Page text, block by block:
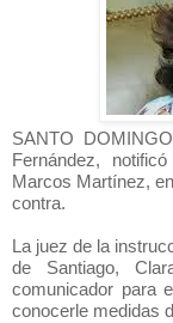
SANTO
Fernández,
Marcos Martínez,
contra.
La juez de la
de Santiago,
comunicador para
conocerle medidas